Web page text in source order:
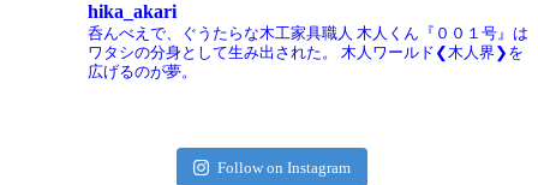
hika_akari
呑んべえで、ぐうたらな木工家具職人 木人くん『００１号』は
ワタシの分身として生み出された。
木人ワールド❮木人界❯を
広げるのが夢。
Follow on Instagram